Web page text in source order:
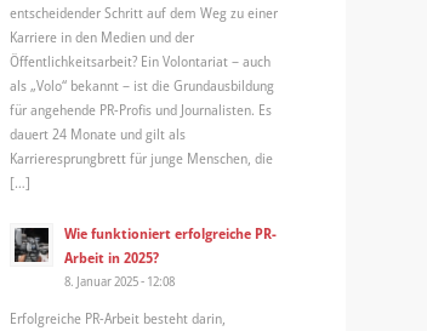
entscheidender Schritt auf dem Weg zu einer
Karriere in den Medien und der
Öffentlichkeitsarbeit? Ein Volontariat – auch
als „Volo“ bekannt – ist die Grundausbildung
für angehende PR-Profis und Journalisten. Es
dauert 24 Monate und gilt als
Karrieresprungbrett für junge Menschen, die
[…]
Wie funktioniert erfolgreiche PR-
Arbeit in 2025?
8. Januar 2025 - 12:08
Erfolgreiche PR-Arbeit besteht darin,